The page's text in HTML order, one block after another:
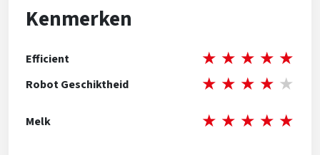
Kenmerken
Efficient ★ ★ ★ ★ ★
Robot Geschiktheid ★ ★ ★ ★ ★
Melk ★ ★ ★ ★ ★